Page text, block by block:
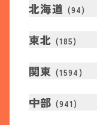
北海道 (94)
東北 (185)
関東 (1594 )
中部 (941 )